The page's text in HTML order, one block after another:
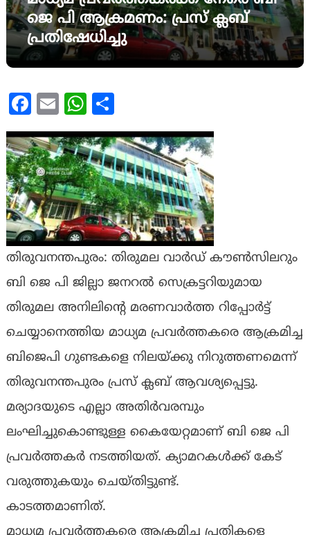
ജെ പി ആക്രമണം: പ്രസ് ക്ലബ്
പ്രതിഷേധിച്ചു
Facebook
Email WhatsApp
തിരുവനന്തപുരം: തിരുമല വാർഡ് കൗൺസിലറും
ബി ജെ പി ജില്ലാ ജനറൽ സെക്രട്ടറിയുമായ
തിരുമല അനിലിൻ്റെ മരണവാർത്ത റിപ്പോർട്ട്
ചെയ്യാനെത്തിയ മാധ്യമ പ്രവർത്തകരെ ആക്രമിച്ച
ബിജെപി ഗുണ്ടകളെ നിലയ്ക്കു നിറുത്തണമെന്ന്
തിരുവനന്തപുരം പ്രസ് ക്ലബ് ആവശ്യപ്പെട്ടു.
മര്യാദയുടെ എല്ലാ അതിർവരമ്പും
ലംഘിച്ചുകൊണ്ടുള്ള കൈയേറ്റമാണ് ബി ജെ പി
പ്രവർത്തകർ നടത്തിയത്. ക്യാമറകൾക്ക് കേട്
വരുത്തുകയും ചെയ്തിട്ടുണ്ട്.
കാടത്തമാണിത്.
മാധ്യമ പ്രവർത്തകരെ ആക്രമിച്ച പ്രതികളെ